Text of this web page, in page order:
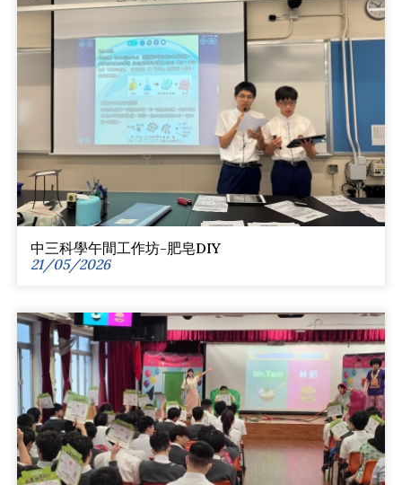
中三科學午間工作坊-肥皂DIY
21/05/2026